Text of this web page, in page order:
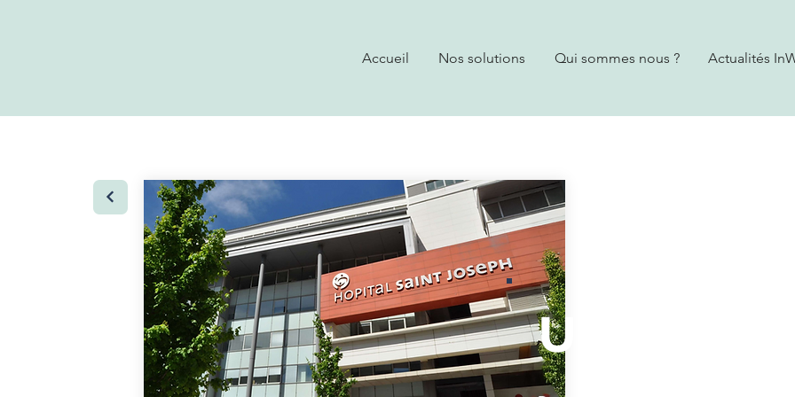
Accueil Nos solutions Qui sommes nous ? Actualités
Un